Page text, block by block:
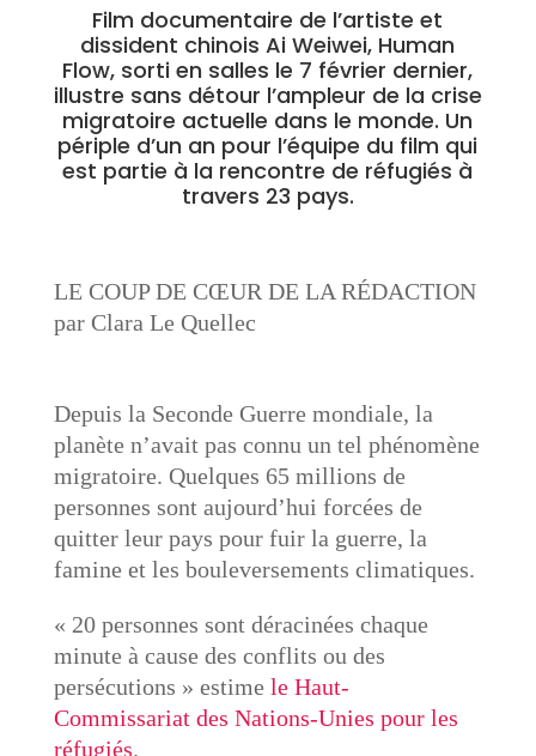
Film documentaire de l’artiste et
dissident chinois Ai Weiwei, Human
Flow, sorti en salles le 7 février dernier,
illustre sans détour l’ampleur de la crise
migratoire actuelle dans le monde. Un
périple d’un an pour l’équipe du film qui
est partie à la rencontre de réfugiés à
travers 23 pays.
LE COUP DE CŒUR DE LA RÉDACTION
par Clara Le Quellec
Depuis la Seconde Guerre mondiale, la
planète n’avait pas connu un tel phénomène
migratoire. Quelques 65 millions de
personnes sont aujourd’hui forcées de
quitter leur pays pour fuir la guerre, la
famine et les bouleversements climatiques.
« 20 personnes sont déracinées chaque
minute à cause des conflits ou des
persécutions » estime le Haut-
Commissariat des Nations-Unies pour les
réfugiés.